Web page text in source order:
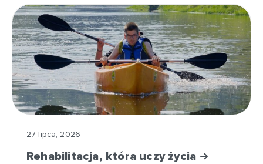
27 lipca, 2026
Rehabilitacja, która uczy życia